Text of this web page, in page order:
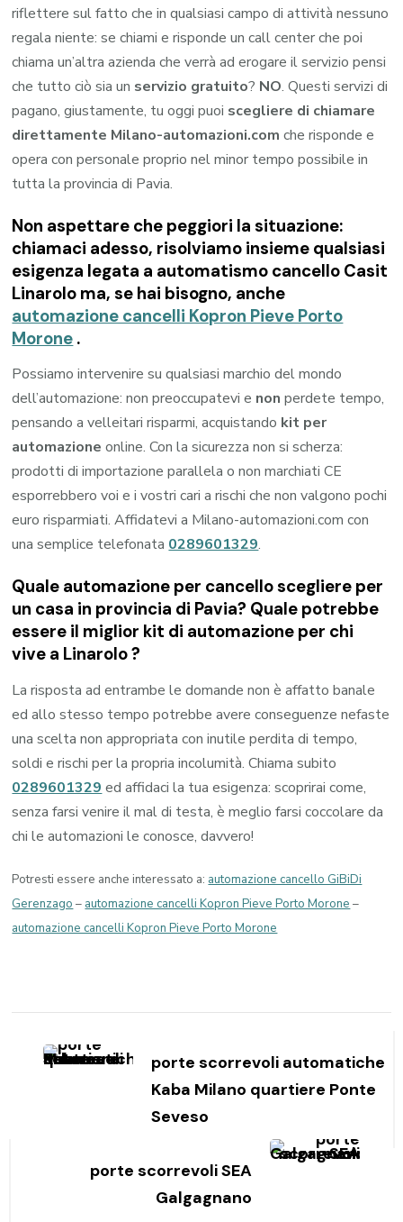
riflettere sul fatto che in qualsiasi campo di attività nessuno
regala niente: se chiami e risponde un call center che poi
chiama un’altra azienda che verrà ad erogare il servizio pensi
che tutto ciò sia un servizio gratuito? NO. Questi servizi di
pagano, giustamente, tu oggi puoi scegliere di chiamare
direttamente Milano-automazioni.com che risponde e
opera con personale proprio nel minor tempo possibile in
tutta la provincia di Pavia.
Non aspettare che peggiori la situazione:
chiamaci adesso, risolviamo insieme qualsiasi
esigenza legata a automatismo cancello Casit
Linarolo ma, se hai bisogno, anche
automazione cancelli Kopron Pieve Porto
Morone .
Possiamo intervenire su qualsiasi marchio del mondo
dell’automazione: non preoccupatevi e non perdete tempo,
pensando a velleitari risparmi, acquistando kit per
automazione online. Con la sicurezza non si scherza:
prodotti di importazione parallela o non marchiati CE
esporrebbero voi e i vostri cari a rischi che non valgono pochi
euro risparmiati. Affidatevi a Milano-automazioni.com con
una semplice telefonata 0289601329.
Quale automazione per cancello scegliere per
un casa in provincia di Pavia? Quale potrebbe
essere il miglior kit di automazione per chi
vive a Linarolo?
La risposta ad entrambe le domande non è affatto banale
ed allo stesso tempo potrebbe avere conseguenze nefaste
una scelta non appropriata con inutile perdita di tempo,
soldi e rischi per la propria incolumità. Chiama subito
0289601329 ed affidaci la tua esigenza: scoprirai come,
senza farsi venire il mal di testa, è meglio farsi coccolare da
chi le automazioni le conosce, davvero!
Potresti essere anche interessato a: automazione cancello GiBiDi
Gerenzago – automazione cancelli Kopron Pieve Porto Morone –
automazione cancelli Kopron Pieve Porto Morone
articoli
porte scorrevoli automatiche
Kaba Milano quartiere Ponte
Seveso
porte scorrevoli SEA
Galgagnano